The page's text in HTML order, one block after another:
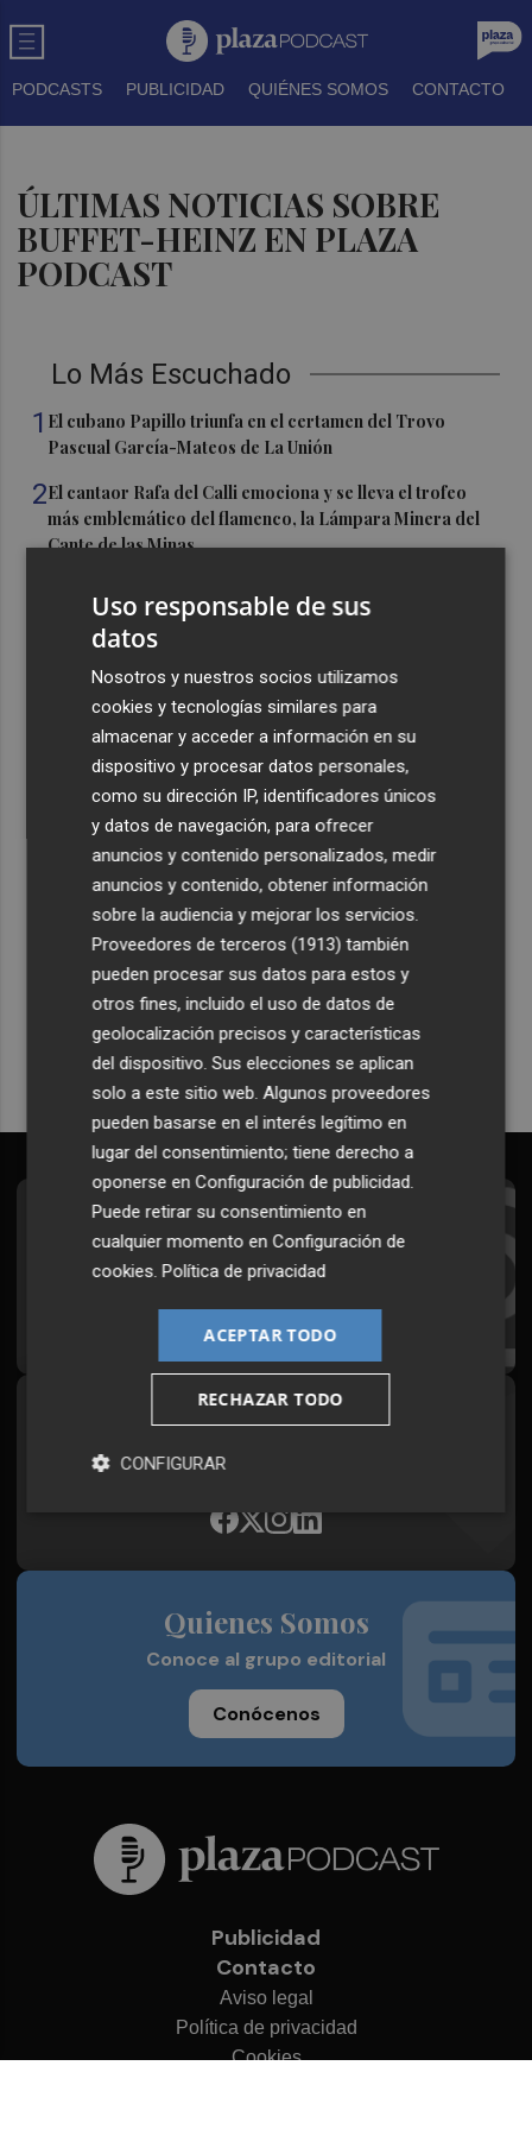
PODCASTS PUBLICIDAD QUIÉNES SOMOS CONTACTO
ÚLTIMAS NOTICIAS SOBRE
BUFFET-HEINZ EN PLAZA
PODCAST
Lo Más Escuchado
1 El cubano Papillo triunfa en el certamen del Trovo
Pascual García-Mateos de La Unión
2El cantaor Rafa del Calli emociona y se lleva el trofeo
más emblemático del flamenco, la Lámpara Minera del
Cante de las Minas
con una victoria contra el Galatasaray
Kiat Lim preside por primera vez un partido en Mestalla
Recibe toda la actualidad de
Plaza Podcast en tu correo
Quiero suscribirme
Suscríbete al Boletín
Todos los días a primera hora en tu email
Síguenos en redes
Plaza Podcast, desde cualquier medio
Quienes Somos
Conoce al grupo editorial
Conócenos
Publicidad
Contacto
Aviso legal
Política de privacidad
Cookies
Uso responsable de sus
datos
Nosotros y nuestros socios utilizamos
cookies y tecnologías similares para
almacenar y acceder a información en su
dispositivo y procesar datos personales,
como su dirección IP, identificadores únicos
y datos de navegación, para ofrecer
anuncios y contenido personalizados, medir
anuncios y contenido, obtener información
sobre la audiencia y mejorar los servicios.
Proveedores de terceros (1913) también
pueden procesar sus datos para estos y
otros fines, incluido el uso de datos de
geolocalización precisos y características
del dispositivo. Sus elecciones se aplican
solo a este sitio web. Algunos proveedores
pueden basarse en el interés legítimo en
lugar del consentimiento; tiene derecho a
oponerse enConfiguración de publicidad.
Puede retirar su consentimiento en
cualquier momento enConfiguración de
cookies.Política de privacidad
ACEPTAR TODO
RECHAZAR TODO
CONFIGURAR